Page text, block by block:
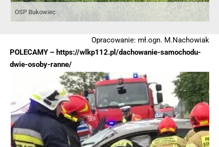
OSP Bukowiec
Opracowanie: mł.ogn. M.Nachowiak
POLECAMY – https://wlkp112.pl/dachowanie-samochodu-
dwie-osoby-ranne/